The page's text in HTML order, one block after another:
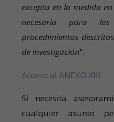
excepto en la medida
necesaria para las
procedimientos
de investigación”.
Acceso al ANEXO XIII
Si necesita
cualquier asunto